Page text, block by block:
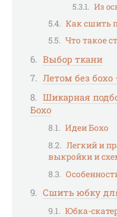
Из
Как сшить
Что такое
Выбор ткани
Летом без бохо
Шикарная
Бохо
Идеи Бохо
Легкий и
выкройки и
Сшить юбку
Юбка-